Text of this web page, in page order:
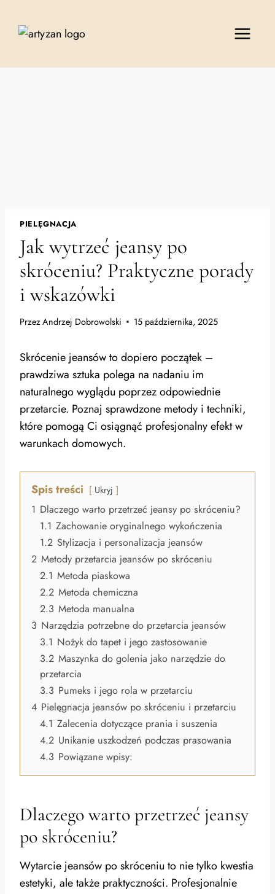
PIELĘGNACJA
Jak wytrzeć jeansy po
skróceniu? Praktyczne porady
i wskazówki
PrzezAndrzej Dobrowolski 15 października, 2025
Skrócenie jeansów to dopiero początek –
prawdziwa sztuka polega na nadaniu im
naturalnego wyglądu poprzez odpowiednie
przetarcie. Poznaj sprawdzone metody i techniki,
które pomogą Ci osiągnąć profesjonalny efekt w
warunkach domowych.
Spis treści Ukryj
1 Dlaczego warto przetrzeć jeansy po skróceniu?
1.1 Zachowanie oryginalnego wykończenia
1.2 Stylizacja i personalizacja jeansów
2 Metody przetarcia jeansów po skróceniu
2.1 Metoda piaskowa
2.2 Metoda chemiczna
2.3 Metoda manualna
3 Narzędzia potrzebne do przetarcia jeansów
3.1 Nożyk do tapet i jego zastosowanie
3.2 Maszynka do golenia jako narzędzie do
przetarcia
3.3 Pumeks i jego rola w przetarciu
4 Pielęgnacja jeansów po skróceniu i przetarciu
4.1 Zalecenia dotyczące prania i suszenia
4.2 Unikanie uszkodzeń podczas prasowania
4.3 Powiązane wpisy:
Dlaczego warto przetrzeć jeansy
po skróceniu?
Wytarcie jeansów po skróceniu to nie tylko kwestia
estetyki, ale także praktyczności. Profesjonalnie